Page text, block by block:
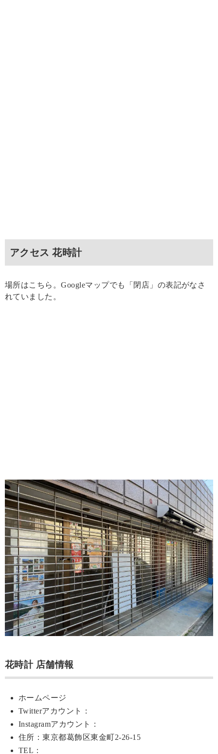
アクセス 花時計
場所はこちら。Googleマップでも「閉店」の表記がなさ
れていました。
花時計 店舗情報
ホームページ
Twitterアカウント：
Instagramアカウント：
住所：東京都葛飾区東金町2-26-15
TEL：